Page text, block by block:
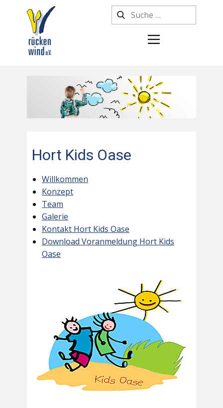
Hort Kids Oase
Willkommen
Konzept
Team
Galerie
Kontakt Hort Kids Oase
Download Voranmeldung Hort Kids
Oase